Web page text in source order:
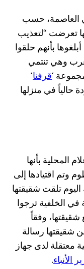
العاصمة، حسب
تعرضت “لتعذيب
بأنهم حلقوا
وهي تنتمي
‘قرفنا‘
حالياً في منزلها
المحلية بأنها
وتم اقتيادها إلى
تلقت شقيقتها
الخلفية ترجوا
وفقاً
شقيقتها رسالة
معتقلة لدى جهاز
الأنباء.